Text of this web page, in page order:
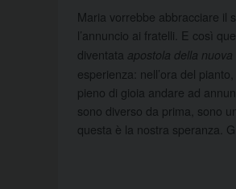
Maria vorrebbe abbracciare il
l’annuncio ai fratelli. E così
diventata apostola della
esperienza: nell’ora del
pieno di gioia andare ad
sono diverso da prima, sono
questa è la nostra speranza.